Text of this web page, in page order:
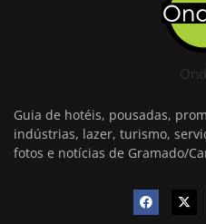
Guia de hotéis, pousadas,
indústrias, lazer, turismo,
fotos e notícias de Gramado/